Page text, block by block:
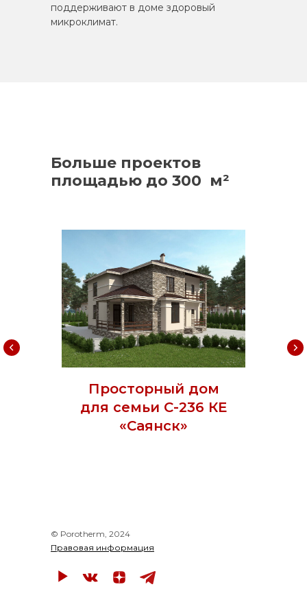
поддерживают в доме здоровый
микроклимат.
Больше проектов
площадью до 300 м²
Просторный дом
для семьи С-236 КЕ
«Саянск»
© Porotherm, 2024
Правовая информация